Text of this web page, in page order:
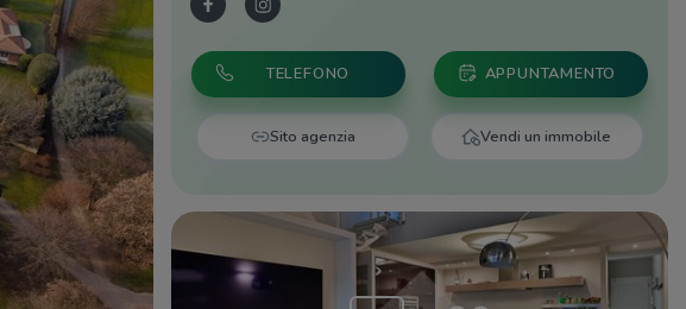
TELEFONO APPUNTAMENTO
Sito agenzia Vendi un immobile